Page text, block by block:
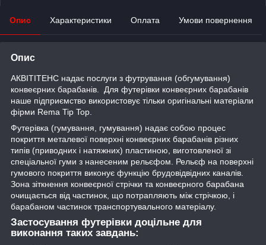
Опис Характеристики Оплата Умови повернення
Опис
АКВІТІТЕНС надає послуги з футрування (обгумування)
конвеєрних барабанів. Для футерівки конвеєрних барабанів
наше підприємство використовує тільки оригінальні матеріали
фірми Rema Tip Top.
Футерівка (гумування, гумування) надає собою процес
покриття металевої поверхні конвеєрних барабанів різних
типів (приводних і натяжних) пластиною, виготовленої зі
спеціальної гуми з нанесеним рельєфом. Рельєф на поверхні
гумового покриття виконує функцію брудовідвідних каналів.
Зона зіткнення конвеєрної стрічки та конвеєрного барабана
очищається від частинок, що потрапляють між стрічкою, і
барабаном частинок транспортувального матеріалу.
Застосування футерівки доцільне для
виконання таких завдань: